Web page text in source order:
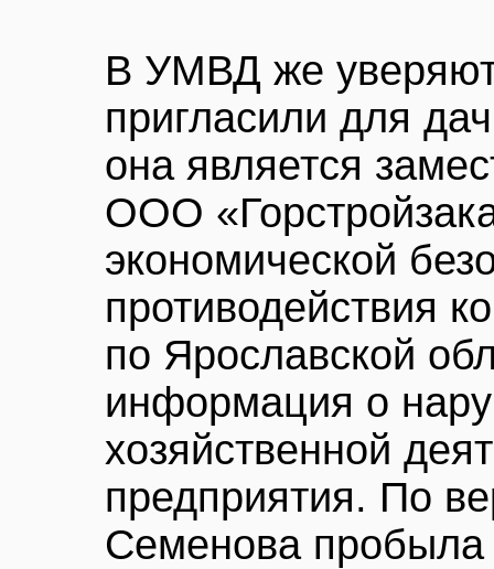
В УМВД же
пригласили для
она является
ООО
экономической
противодействия
по Ярославской
информация о
хозяйственной
предприятия. По
Семенова